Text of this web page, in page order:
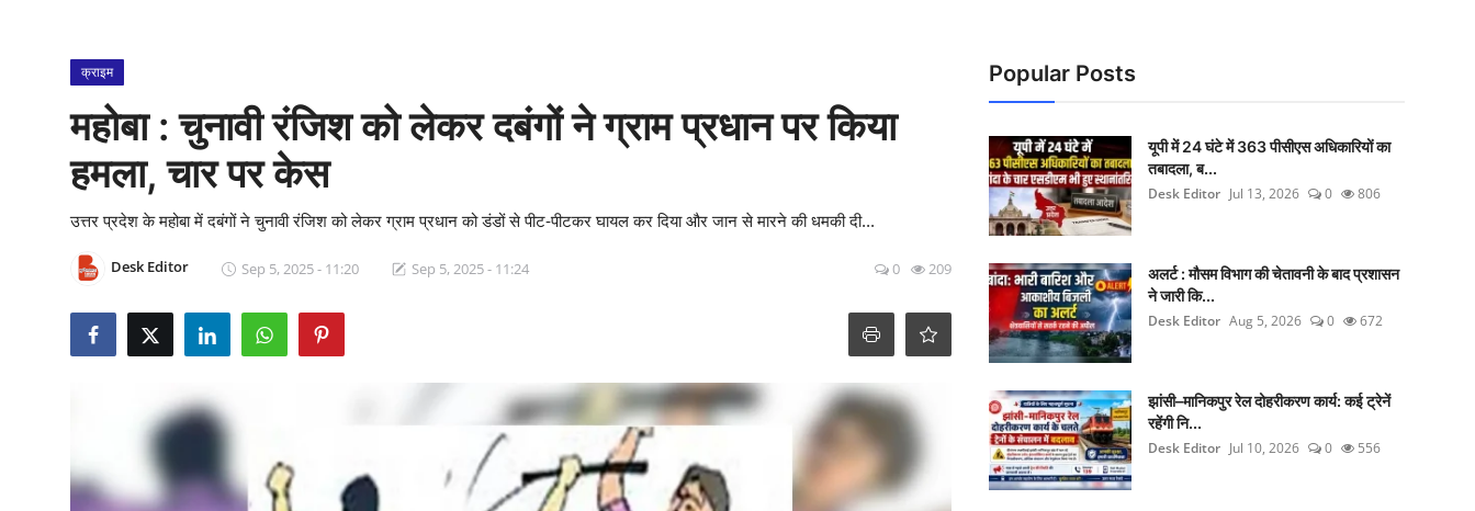
क्राइम
महोबा : चुनावी रंजिश को लेकर दबंगों ने ग्राम प्रधान पर किया
हमला, चार पर केस
उत्तर प्रदेश के महोबा में दबंगों ने चुनावी रंजिश को लेकर ग्राम प्रधान को डंडों से पीट-पीटकर घायल कर दिया और जान से मारने की धमकी दी...
Desk Editor Sep 5, 2025 - 11:20 Sep 5, 2025 - 11:24 0 209
Popular Posts
यूपी में 24 घंटे में 363 पीसीएस अधिकारियों का
तबादला, ब...
Desk Editor Jul 13, 2026 0 806
अलर्ट : मौसम विभाग की चेतावनी के बाद प्रशासन
ने जारी कि...
Desk Editor Aug 5, 2026 0 672
झांसी–मानिकपुर रेल दोहरीकरण कार्य: कई ट्रेनें
रहेंगी नि...
Desk Editor Jul 10, 2026 0 556